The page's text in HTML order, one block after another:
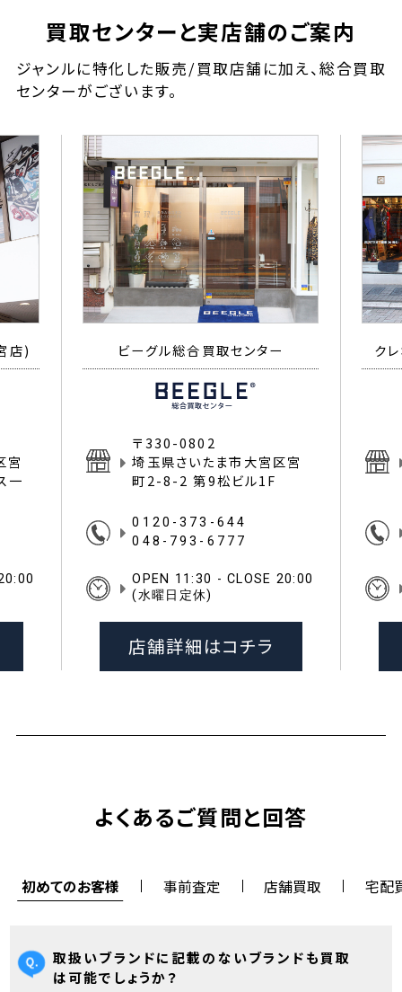
買取センターと実店舗のご案内
ジャンルに特化した販売/買取店舗に加え、総合買取
センターがございます。
店)
宮
一
ビーグル総合買取センター
〒330-0802
埼玉県さいたま市大宮区宮
町2-8-2 第9松ビル1F
0120-373-644
048-793-6777
OPEN 11:30 - CLOSE 20:00
(水曜日定休)
店舗詳細はコチラ
ク
よくあるご質問と回答
初めてのお客様 事前査定 店舗買取 宅配
取扱いブランドに記載のないブランドも買取
は可能でしょうか？